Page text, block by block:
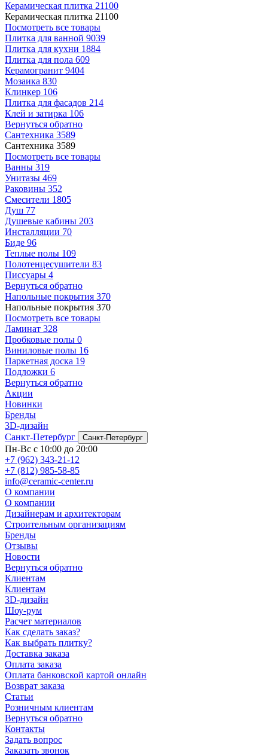
Керамическая плитка 21100
Керамическая плитка 21100
Посмотреть все товары
Плитка для ванной 9039
Плитка для кухни 1884
Плитка для пола 609
Керамогранит 9404
Мозаика 830
Клинкер 106
Плитка для фасадов 214
Клей и затирка 106
Вернуться обратно
Сантехника 3589
Сантехника 3589
Посмотреть все товары
Ванны 319
Унитазы 469
Раковины 352
Смесители 1805
Душ 77
Душевые кабины 203
Инсталляции 70
Биде 96
Теплые полы 109
Полотенцесушители 83
Писсуары 4
Вернуться обратно
Напольные покрытия 370
Напольные покрытия 370
Посмотреть все товары
Ламинат 328
Пробковые полы 0
Виниловые полы 16
Паркетная доска 19
Подложки 6
Вернуться обратно
Акции
Новинки
Бренды
3D-дизайн
Санкт-Петербург
Санкт-Петербург
Пн-Вс с 10:00 до 20:00
+7 (962) 343-21-12
+7 (812) 985-58-85
info@ceramic-center.ru
О компании
О компании
Дизайнерам и архитекторам
Строительным организациям
Бренды
Отзывы
Новости
Вернуться обратно
Клиентам
Клиентам
3D-дизайн
Шоу-рум
Расчет материалов
Как сделать заказ?
Как выбрать плитку?
Доставка заказа
Оплата заказа
Оплата банковской картой онлайн
Возврат заказа
Статьи
Розничным клиентам
Вернуться обратно
Контакты
Задать вопрос
Заказать звонок